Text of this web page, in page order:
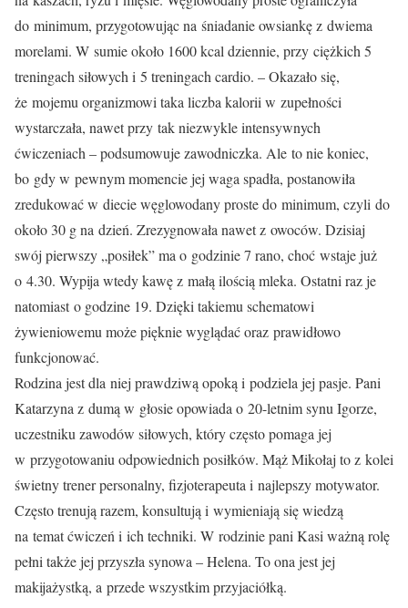
do minimum, przygotowując na śniadanie owsiankę z dwiema
morelami. W sumie około 1600 kcal dziennie, przy ciężkich 5
treningach siłowych i 5 treningach cardio. – Okazało się,
że mojemu organizmowi taka liczba kalorii w zupełności
wystarczała, nawet przy tak niezwykle intensywnych
ćwiczeniach – podsumowuje zawodniczka. Ale to nie koniec,
bo gdy w pewnym momencie jej waga spadła, postanowiła
zredukować w diecie węglowodany proste do minimum, czyli do
około 30 g na dzień. Zrezygnowała nawet z owoców. Dzisiaj
swój pierwszy „posiłek” ma o godzinie 7 rano, choć wstaje już
o 4.30. Wypija wtedy kawę z małą ilością mleka. Ostatni raz je
natomiast o godzine 19. Dzięki takiemu schematowi
żywieniowemu może pięknie wyglądać oraz prawidłowo
funkcjonować.
Rodzina jest dla niej prawdziwą opoką i podziela jej pasje. Pani
Katarzyna z dumą w głosie opowiada o 20-letnim synu Igorze,
uczestniku zawodów siłowych, który często pomaga jej
w przygotowaniu odpowiednich posiłków. Mąż Mikołaj to z kolei
świetny trener personalny, fizjoterapeuta i najlepszy motywator.
Często trenują razem, konsultują i wymieniają się wiedzą
na temat ćwiczeń i ich techniki. W rodzinie pani Kasi ważną rolę
pełni także jej przyszła synowa – Helena. To ona jest jej
makijażystką, a przede wszystkim przyjaciółką.